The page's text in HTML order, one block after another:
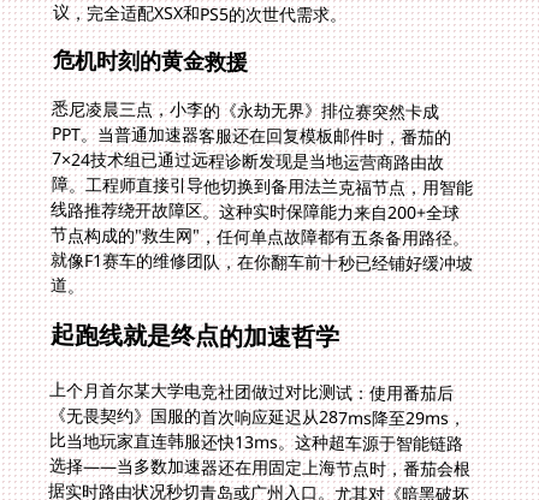
议，完全适配XSX和PS5的次世代需求。
危机时刻的黄金救援
悉尼凌晨三点，小李的《永劫无界》排位赛突然卡成
PPT。当普通加速器客服还在回复模板邮件时，番茄的
7×24技术组已通过远程诊断发现是当地运营商路由故
障。工程师直接引导他切换到备用法兰克福节点，用智能
线路推荐绕开故障区。这种实时保障能力来自200+全球
节点构成的"救生网"，任何单点故障都有五条备用路径。
就像F1赛车的维修团队，在你翻车前十秒已经铺好缓冲坡
道。
起跑线就是终点的加速哲学
上个月首尔某大学电竞社团做过对比测试：使用番茄后
《无畏契约》国服的首次响应延迟从287ms降至29ms，
比当地玩家直连韩服还快13ms。这种超车源于智能链路
选择——当多数加速器还在用固定上海节点时，番茄会根
据实时路由状况秒切青岛或广州入口。尤其对《暗黑破坏
神：不朽》这类需要高频同步数据的ARPG，这种瞬时决